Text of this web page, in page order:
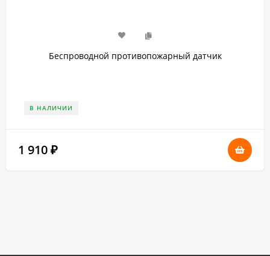
Беспроводной противопожарный датчик
В НАЛИЧИИ
1 910 ₽